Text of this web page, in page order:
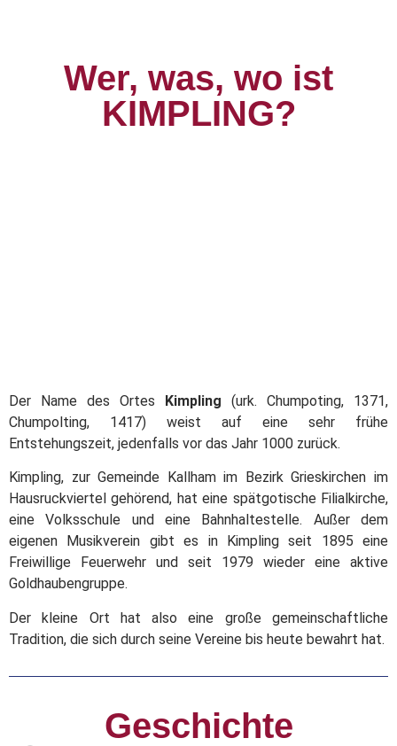
Wer, was, wo ist
KIMPLING?​
Der Name des Ortes Kimpling (urk. Chumpoting, 1371,
Chumpolting, 1417) weist auf eine sehr frühe
Entstehungszeit, jedenfalls vor das Jahr 1000 zurück.
Kimpling, zur Gemeinde Kallham im Bezirk Grieskirchen im
Hausruckviertel gehörend, hat eine spätgotische Filialkirche,
eine Volksschule und eine Bahnhaltestelle. Außer dem
eigenen Musikverein gibt es in Kimpling seit 1895 eine
Freiwillige Feuerwehr und seit 1979 wieder eine aktive
Goldhaubengruppe.
Der kleine Ort hat also eine große gemeinschaftliche
Tradition, die sich durch seine Vereine bis heute bewahrt hat.
Geschichte